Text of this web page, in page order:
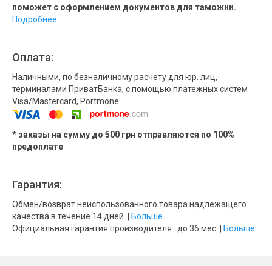
поможет с оформлением документов для таможни.
Подробнее
Оплата:
Наличными, по безналичному расчету для юр. лиц,
терминалами ПриватБанка, с помощью платежных систем
Visa/Mastercard, Portmone.
* заказы на сумму до 500 грн отправляются по 100%
предоплате
Гарантия:
Обмен/возврат неиспользованного товара надлежащего
качества в течение 14 дней. |
Больше
Официальная гарантия производителя : до 36 мес. |
Больше